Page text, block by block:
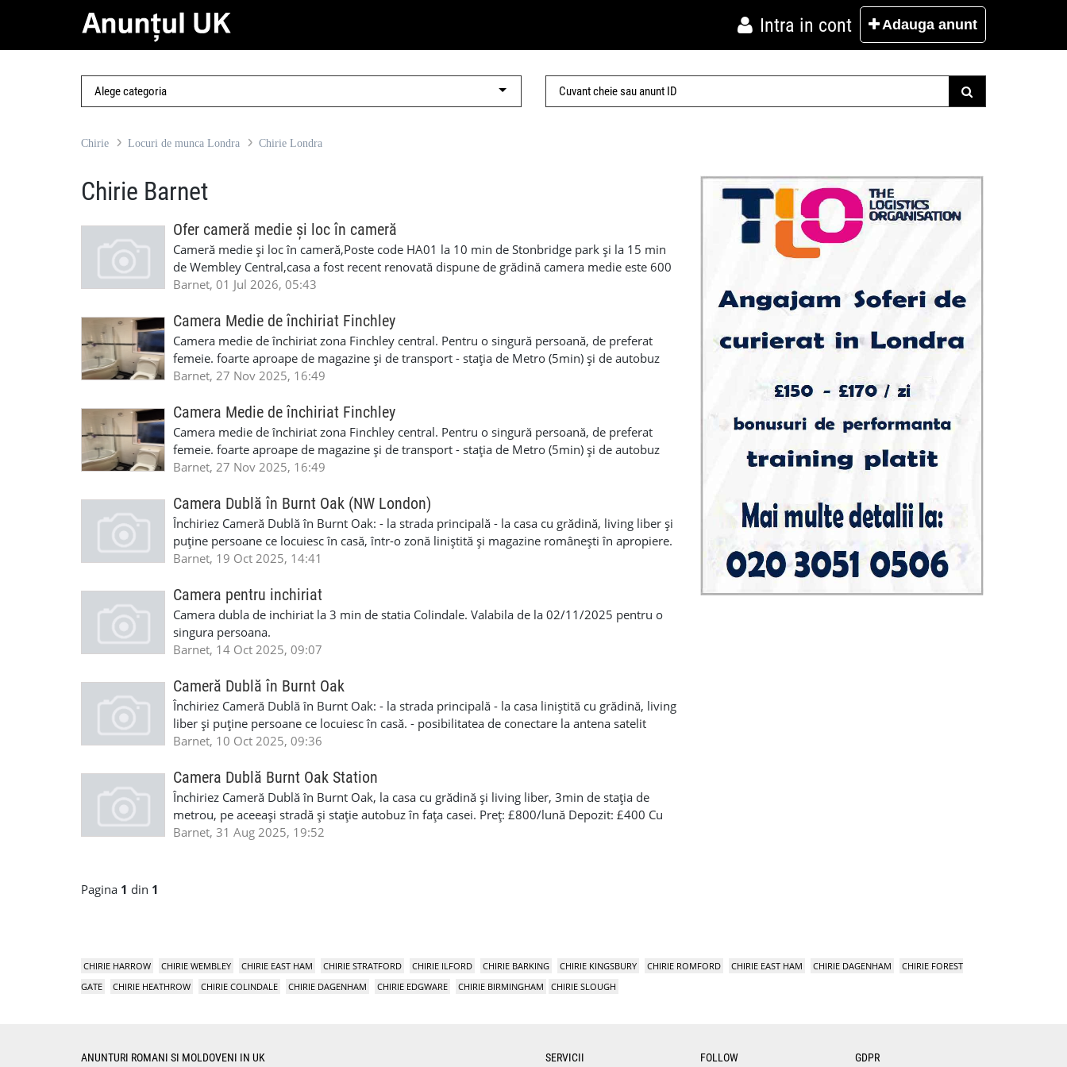
Intra in cont Adauga anunt
Chirie Locuri de munca Londra Chirie Londra
Chirie Barnet
Ofer cameră medie și loc în cameră
Cameră medie și loc în cameră,Poste code HA01 la 10 min de Stonbridge park și la 15 min
de Wembley Central,casa a fost recent renovată dispune de grădină camera medie este 600
cu bilurile incluse iar loc în cameră 350 cu biluri incluse pt mai multe detalii sunați la
Barnet, 01 Jul 2026, 05:43
Camera Medie de închiriat Finchley
Camera medie de închiriat zona Finchley central. Pentru o singură persoană, de preferat
femeie. foarte aproape de magazine și de transport - stația de Metro (5min) și de autobuz
(3min). Valabil de la data de 14 decembrie. Pentru mai multe detalii vă rog să mă sunați.
Barnet, 27 Nov 2025, 16:49
Camera Medie de închiriat Finchley
Camera medie de închiriat zona Finchley central. Pentru o singură persoană, de preferat
femeie. foarte aproape de magazine și de transport - stația de Metro (5min) și de autobuz
(3min). Valabil de la data de 14 decembrie. Pentru mai multe detalii vă rog să mă sunați.
Barnet, 27 Nov 2025, 16:49
Camera Dublă în Burnt Oak (NW London)
Închiriez Cameră Dublă în Burnt Oak: - la strada principală - la casa cu grădină, living liber și
puține persoane ce locuiesc în casă, într-o zonă liniștită și magazine românești în apropiere.
- posibilitatea de conectare la antena satelit dacă aveți decodor Telekom. - la 3min de mers
Preț: £760/lună Cu toate bilurile incluse, inclusiv free Wi-Fi Depozit: £380 Alte detalii:
07733358461 sau 07921088331
Barnet, 19 Oct 2025, 14:41
Camera pentru inchiriat
Camera dubla de inchiriat la 3 min de statia Colindale. Valabila de la 02/11/2025 pentru o
singura persoana.
Barnet, 14 Oct 2025, 09:07
Cameră Dublă în Burnt Oak
Închiriez Cameră Dublă în Burnt Oak: - la strada principală - la casa liniștită cu grădină, living
liber și puține persoane ce locuiesc în casă. - posibilitatea de conectare la antena satelit
pentru decodoare Telekom. - la 3min de mers până la stația de metrou Burnt Oak Station,
inclusiv free Wi-Fi Depozit: £400 Alte detalii: 07733358461 sau 07921088331
Barnet, 10 Oct 2025, 09:36
Camera Dublă Burnt Oak Station
Închiriez Cameră Dublă în Burnt Oak, la casa cu grădină și living liber, 3min de stația de
metrou, pe aceeași stradă și stație autobuz în fața casei. Preț: £800/lună Depozit: £400 Cu
toate bilurile incluse, inclusiv free Wi-Fi Alte detalii: 07733358461 sau 07921088331
Barnet, 31 Aug 2025, 19:52
Pagina 1 din 1
CHIRIE HARROW CHIRIE WEMBLEY CHIRIE EAST HAM CHIRIE STRATFORD CHIRIE ILFORD CHIRIE BARKING CHIRIE KINGSBURY CHIRIE ROMFORD CHIRIE EAST HAM CHIRIE DAGENHAM
CHIRIE FOREST
GATE
CHIRIE HEATHROW CHIRIE COLINDALE CHIRIE DAGENHAM CHIRIE EDGWARE CHIRIE BIRMINGHAM CHIRIE SLOUGH
ANUNTURI ROMANI SI MOLDOVENI IN UK SERVICII FOLLOW GDPR